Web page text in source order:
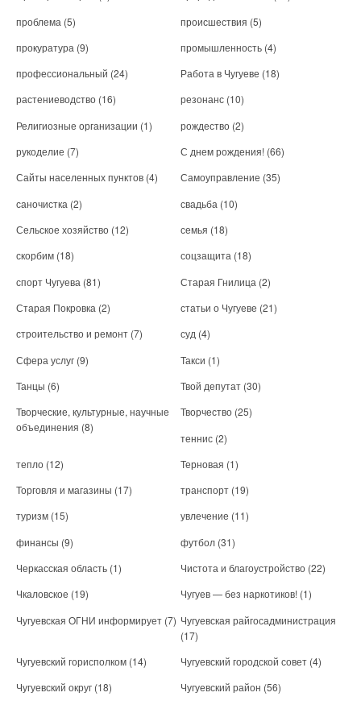
проблема (5) происшествия (5)
прокуратура (9) промышленность (4)
профессиональный (24) Работа в Чугуеве (18)
растениеводство (16) резонанс (10)
Религиозные организации (1) рождество (2)
рукоделие (7) С днем рождения! (66)
Сайты населенных пунктов (4) Самоуправление (35)
саночистка (2) свадьба (10)
Сельское хозяйство (12) семья (18)
скорбим (18) соцзащита (18)
спорт Чугуева (81) Старая Гнилица (2)
Старая Покровка (2) статьи о Чугуеве (21)
строительство и ремонт (7) суд (4)
Сфера услуг (9) Такси (1)
Танцы (6) Твой депутат (30)
Творческие, культурные, научные
объединения (8)
Творчество (25)
теннис (2)
тепло (12) Терновая (1)
Торговля и магазины (17) транспорт (19)
туризм (15) увлечение (11)
финансы (9) футбол (31)
Черкасская область (1) Чистота и благоустройство (22)
Чкаловское (19) Чугуев — без наркотиков! (1)
Чугуевская ОГНИ информирует (7) Чугуевская райгосадминистрация
(17)
Чугуевский горисполком (14) Чугуевский городской совет (4)
Чугуевский округ (18) Чугуевский район (56)